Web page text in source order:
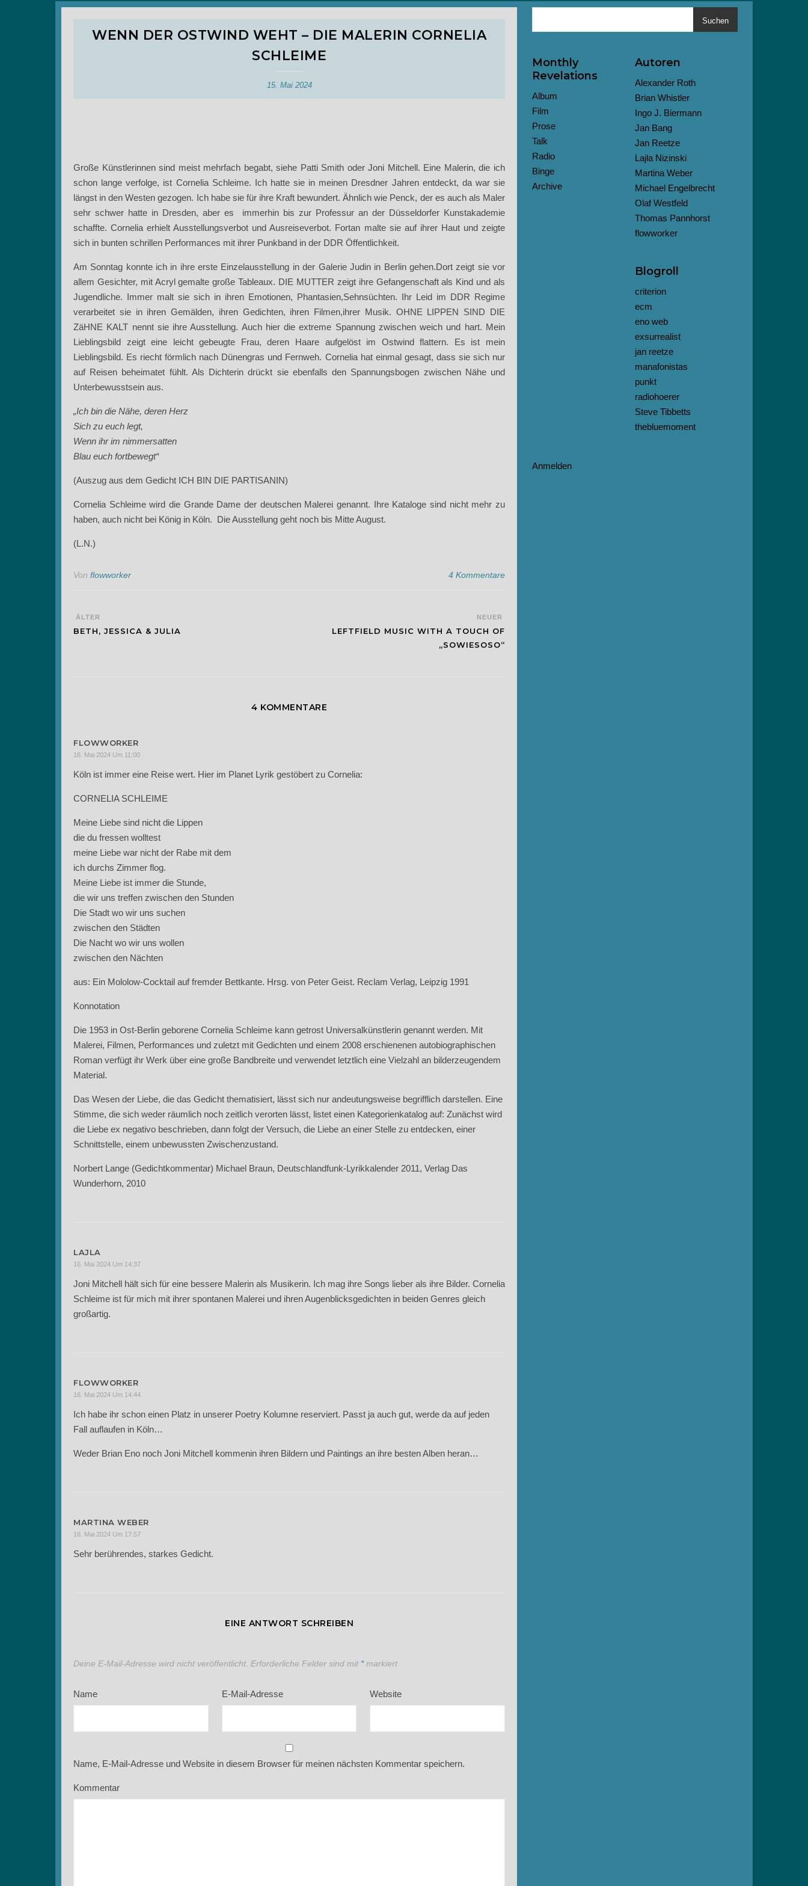
WENN DER OSTWIND WEHT – DIE MALERIN CORNELIA
SCHLEIME
15. Mai 2024
Große Künstlerinnen sind meist mehrfach begabt, siehe Patti Smith oder Joni Mitchell. Eine Malerin, die ich
schon lange verfolge, ist Cornelia Schleime. Ich hatte sie in meinen Dresdner Jahren entdeckt, da war sie
längst in den Westen gezogen. Ich habe sie für ihre Kraft bewundert. Ähnlich wie Penck, der es auch als Maler
sehr schwer hatte in Dresden, aber es immerhin bis zur Professur an der Düsseldorfer Kunstakademie
schaffte. Cornelia erhielt Ausstellungsverbot und Ausreiseverbot. Fortan malte sie auf ihrer Haut und zeigte
sich in bunten schrillen Performances mit ihrer Punkband in der DDR Öffentlichkeit.
Am Sonntag konnte ich in ihre erste Einzelausstellung in der Galerie Judin in Berlin gehen.Dort zeigt sie vor
allem Gesichter, mit Acryl gemalte große Tableaux. DIE MUTTER zeigt ihre Gefangenschaft als Kind und als
Jugendliche. Immer malt sie sich in ihren Emotionen, Phantasien,Sehnsüchten. Ihr Leid im DDR Regime
verarbeitet sie in ihren Gemälden, ihren Gedichten, ihren Filmen,ihrer Musik. OHNE LIPPEN SIND DIE
ZäHNE KALT nennt sie ihre Ausstellung. Auch hier die extreme Spannung zwischen weich und hart. Mein
Lieblingsbild zeigt eine leicht gebeugte Frau, deren Haare aufgelöst im Ostwind flattern. Es ist mein
Lieblingsbild. Es riecht förmlich nach Dünengras und Fernweh. Cornelia hat einmal gesagt, dass sie sich nur
auf Reisen beheimatet fühlt. Als Dichterin drückt sie ebenfalls den Spannungsbogen zwischen Nähe und
Unterbewusstsein aus.
„Ich bin die Nähe, deren Herz
Sich zu euch legt,
Wenn ihr im nimmersatten
Blau euch fortbewegt“
(Auszug aus dem Gedicht ICH BIN DIE PARTISANIN)
Cornelia Schleime wird die Grande Dame der deutschen Malerei genannt. Ihre Kataloge sind nicht mehr zu
haben, auch nicht bei König in Köln. Die Ausstellung geht noch bis Mitte August.
(L.N.)
Von flowworker 4 Kommentare
ÄLTER
BETH, JESSICA & JULIA
NEUER
LEFTFIELD MUSIC WITH A TOUCH OF
„SOWIESOSO“
4 KOMMENTARE
FLOWWORKER
16. Mai 2024 Um 11:00
Köln ist immer eine Reise wert. Hier im Planet Lyrik gestöbert zu Cornelia:
CORNELIA SCHLEIME
Meine Liebe sind nicht die Lippen
die du fressen wolltest
meine Liebe war nicht der Rabe mit dem
ich durchs Zimmer flog.
Meine Liebe ist immer die Stunde,
die wir uns treffen zwischen den Stunden
Die Stadt wo wir uns suchen
zwischen den Städten
Die Nacht wo wir uns wollen
zwischen den Nächten
aus: Ein Mololow-Cocktail auf fremder Bettkante. Hrsg. von Peter Geist. Reclam Verlag, Leipzig 1991
Konnotation
Die 1953 in Ost-Berlin geborene Cornelia Schleime kann getrost Universalkünstlerin genannt werden. Mit
Malerei, Filmen, Performances und zuletzt mit Gedichten und einem 2008 erschienenen autobiographischen
Roman verfügt ihr Werk über eine große Bandbreite und verwendet letztlich eine Vielzahl an bilderzeugendem
Material.
Das Wesen der Liebe, die das Gedicht thematisiert, lässt sich nur andeutungsweise begrifflich darstellen. Eine
Stimme, die sich weder räumlich noch zeitlich verorten lässt, listet einen Kategorienkatalog auf: Zunächst wird
die Liebe ex negativo beschrieben, dann folgt der Versuch, die Liebe an einer Stelle zu entdecken, einer
Schnittstelle, einem unbewussten Zwischenzustand.
Norbert Lange (Gedichtkommentar) Michael Braun, Deutschlandfunk-Lyrikkalender 2011, Verlag Das
Wunderhorn, 2010
LAJLA
16. Mai 2024 Um 14:37
Joni Mitchell hält sich für eine bessere Malerin als Musikerin. Ich mag ihre Songs lieber als ihre Bilder. Cornelia
Schleime ist für mich mit ihrer spontanen Malerei und ihren Augenblicksgedichten in beiden Genres gleich
großartig.
FLOWWORKER
16. Mai 2024 Um 14:44
Ich habe ihr schon einen Platz in unserer Poetry Kolumne reserviert. Passt ja auch gut, werde da auf jeden
Fall auflaufen in Köln…
Weder Brian Eno noch Joni Mitchell kommenin ihren Bildern und Paintings an ihre besten Alben heran…
MARTINA WEBER
16. Mai 2024 Um 17:57
Sehr berührendes, starkes Gedicht.
EINE ANTWORT SCHREIBEN
Deine E-Mail-Adresse wird nicht veröffentlicht. Erforderliche Felder sind mit *markiert
Name E-Mail-Adresse Website
Name, E-Mail-Adresse und Website in diesem Browser für meinen nächsten Kommentar speichern.
Kommentar
Suchen
Monthly
Revelations
Album
Film
Prose
Talk
Radio
Binge
Archive
Autoren
Alexander Roth
Brian Whistler
Ingo J. Biermann
Jan Bang
Jan Reetze
Lajla Nizinski
Martina Weber
Michael Engelbrecht
Olaf Westfeld
Thomas Pannhorst
flowworker
Blogroll
criterion
ecm
eno web
exsurrealist
jan reetze
manafonistas
punkt
radiohoerer
Steve Tibbetts
thebluemoment
Anmelden